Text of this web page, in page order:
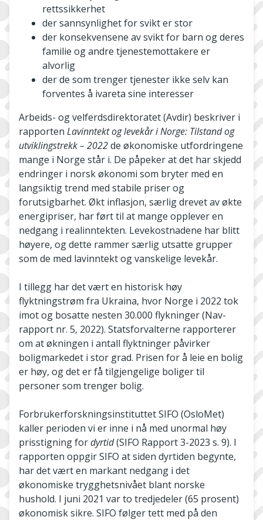
rettssikkerhet
der sannsynlighet for svikt er stor
der konsekvensene av svikt for barn og deres
familie og andre tjenestemottakere er
alvorlig
der de som trenger tjenester ikke selv kan
forventes å ivareta sine interesser
Arbeids- og velferdsdirektoratet (Avdir) beskriver i
rapporten Lavinntekt og levekår i Norge: Tilstand og
utviklingstrekk – 2022de økonomiske utfordringene
mange i Norge står i. De påpeker at det har skjedd
endringer i norsk økonomi som bryter med en
langsiktig trend med stabile priser og
forutsigbarhet. Økt inflasjon, særlig drevet av økte
energipriser, har ført til at mange opplever en
nedgang i realinntekten. Levekostnadene har blitt
høyere, og dette rammer særlig utsatte grupper
som de med lavinntekt og vanskelige levekår.
I tillegg har det vært en historisk høy
flyktningstrøm fra Ukraina, hvor Norge i 2022 tok
imot og bosatte nesten 30.000 flykninger (Nav-
rapport nr. 5, 2022). Statsforvalterne rapporterer
om at økningen i antall flyktninger påvirker
boligmarkedet i stor grad. Prisen for å leie en bolig
er høy, og det er få tilgjengelige boliger til
personer som trenger bolig.
Forbrukerforskningsinstituttet SIFO (OsloMet)
kaller perioden vi er inne i nå med unormal høy
prisstigning fordyrtid(SIFO Rapport 3-2023 s. 9). I
rapporten oppgir SIFO at siden dyrtiden begynte,
har det vært en markant nedgang i det
økonomiske trygghetsnivået blant norske
hushold. I juni 2021 var to tredjedeler (65 prosent)
økonomisk sikre. SIFO følger tett med på den